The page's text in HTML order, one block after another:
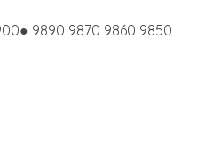
9890 9870 9860 9850